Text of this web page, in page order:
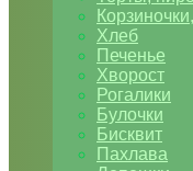
Хлеб
Печенье
Хворост
Рогалики
Булочки
Бисквит
Пахлава